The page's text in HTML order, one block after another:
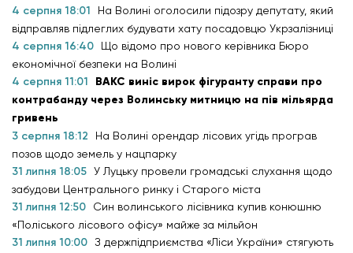
4 серпня 18:01
На Волині оголосили підозру депутату, який
відправляв підлеглих будувати хату посадовцю Укрзалізниці
4 серпня 16:40
Що відомо про нового керівника Бюро
економічної безпеки на Волині
4 серпня 11:01
ВАКС виніс вирок фігуранту справи про
контрабанду через Волинську митницю на пів мільярда
гривень
3 серпня 18:12
На Волині орендар лісових угідь програв
позов щодо земель у нацпарку
31 липня 18:05 У Луцьку провели громадські слухання щодо
забудови Центрального ринку і Старого міста
31 липня 12:50
Син волинського лісівника купив конюшню
«Поліського лісового офісу» майже за мільйон
31 липня 10:00 З держпідприємства «Ліси України» стягують